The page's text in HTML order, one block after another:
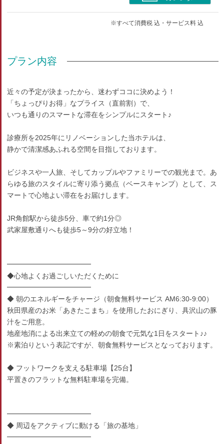
※すべて消費税 込・サービス料 込
プラン内容
近々の予定が決まったから、迷わずココに決めよう！
「ちょっぴりお得」なプライス（直前割）で、
いつも通りのスマートな滞在をシンプルにスタート♪
診療所を2025年にリノベーションした当ホテルは、
静かで清潔感あふれる空間を目指しております。
ビジネスや一人旅、そしてカップルやファミリーでの観光まで。あ
らゆる旅のスタイルに寄り添う拠点（ベースキャンプ）として、ス
マートで心地よい滞在をお届けします。
JR角館駅から徒歩5分、車で約1分◎
武家屋敷通りへも徒歩5～9分の好立地！
━━━━━━━━━━━━
◆心地よくお過ごしいただくために
━━━━━━━━━━━━
◆ 朝のエネルギーをチャージ（朝食無料サービス AM6:30-9:00）
秋田県産のお米「あきたこまち」を使用したおにぎり、具沢山の豚
汁をご用意。
地産地消による出来立ての軽めの朝食で元気な1日をスタート♪♪
※素泊りという表記ですが、朝食無料サービスとなっております。
◆ フットワークを支える駐車場【25台】
平置きのフラットな無料駐車場を完備。
━━━━━━━━━━━━
◆ 周辺をアクティブに動ける「旅の基地」
━━━━━━━━━━━━